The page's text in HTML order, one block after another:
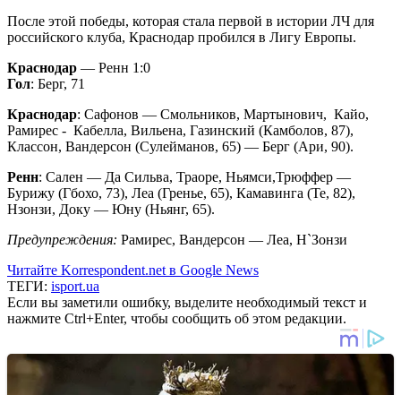
После этой победы, которая стала первой в истории ЛЧ для
российского клуба, Краснодар пробился в Лигу Европы.
Краснодар — Ренн 1:0
Гол: Берг, 71
Краснодар: Сафонов — Смольников, Мартынович, Кайо,
Рамирес - Кабелла, Вильена, Газинский (Камболов, 87),
Классон, Вандерсон (Сулейманов, 65) — Берг (Ари, 90).
Ренн: Сален — Да Сильва, Траоре, Ньямси,Трюффер —
Бурижу (Гбохо, 73), Леа (Гренье, 65), Камавинга (Те, 82),
Нзонзи, Доку — Юну (Ньянг, 65).
Предупреждения: Рамирес, Вандерсон — Леа, Н`Зонзи
Читайте Korrespondent.net в Google News
ТЕГИ: isport.ua
Если вы заметили ошибку, выделите необходимый текст и
нажмите Ctrl+Enter, чтобы сообщить об этом редакции.